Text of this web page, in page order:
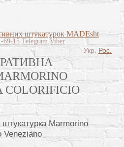
69-15 Telegram Viber
COLORIFICIO
Укр. Рос.